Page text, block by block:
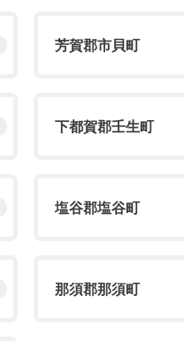
芳賀郡市貝町
下都賀郡壬生町
塩谷郡塩谷町
那須郡那須町